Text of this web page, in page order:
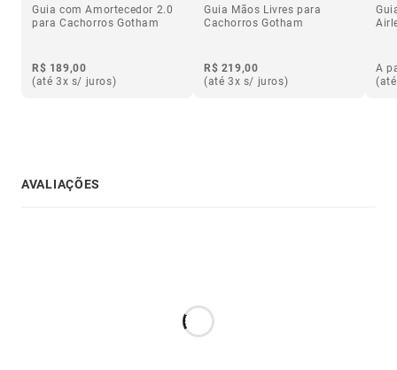
Guia com Amortecedor 2.0
para Cachorros Gotham
R$ 189,00
(até 3x s/ juros)
Guia Mãos Livres para
Cachorros Gotham
R$ 219,00
(até 3x s/ juros)
A
AVALIAÇÕES